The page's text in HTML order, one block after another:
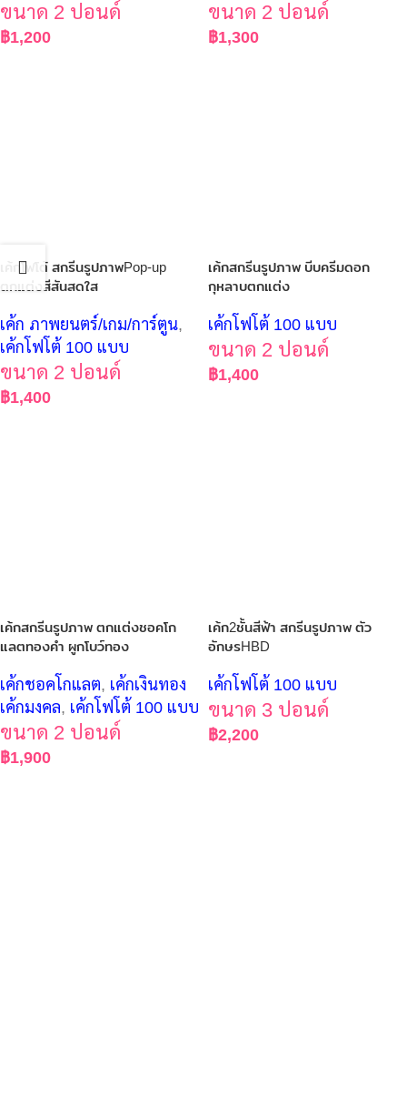
ขนาด 2 ปอนด์
฿1,200
ขนาด 2 ปอนด์
฿1,300
เค้กโฟโต้ สกรีนรูปภาพPop-up
ตกแต่งสีสันสดใส
เค้ก ภาพยนตร์/เกม/การ์ตูน,
เค้กโฟโต้ 100 แบบ
ขนาด 2 ปอนด์
฿1,400
เค้กสกรีนรูปภาพ บีบครีมดอก
กุหลาบตกแต่ง
เค้กโฟโต้ 100 แบบ
ขนาด 2 ปอนด์
฿1,400
เค้กสกรีนรูปภาพ ตกแต่งชอคโก
แลตทองคำ ผูกโบว์ทอง
เค้กชอคโกแลต, เค้กเงินทอง
เค้กมงคล, เค้กโฟโต้ 100 แบบ
ขนาด 2 ปอนด์
฿1,900
เค้ก2ชั้นสีฟ้า สกรีนรูปภาพ ตัว
อักษรHBD
เค้กโฟโต้ 100 แบบ
ขนาด 3 ปอนด์
฿2,200